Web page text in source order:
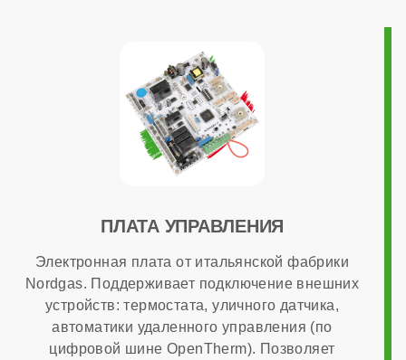
220 В
Возможность подключения комнатного термостата
есть
Программирование ГВС
есть
ПЛАТА УПРАВЛЕНИЯ
Электронная плата от итальянской фабрики
Nordgas. Поддерживает подключение внешних
устройств: термостата, уличного датчика,
автоматики удаленного управления (по
цифровой шине OpenTherm). Позволяет